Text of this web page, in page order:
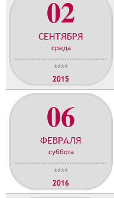
м
е
-
л
о
02
СЕНТЯБРЯ
среда
****
2015
06
ФЕВРАЛЯ
суббота
****
2016